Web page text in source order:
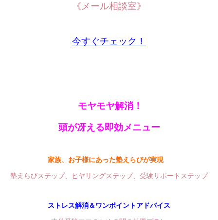
《メール相談室》
今すぐチェック！
モヤモヤ解消！
頭が冴える即効メニュー
家族、お子様にあった塾えらびが実現
塾えらびステップ、ヒヤリングステップ、受験サポートステップ
ストレス解消＆ワンポイントアドバイス